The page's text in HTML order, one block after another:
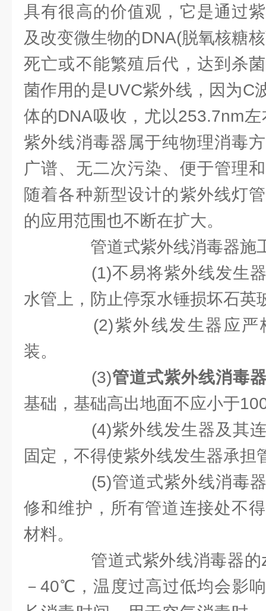
具有很高的价值观，它是通过
及改变微生物的DNA(脱氧核糖
死亡或不能繁殖后代，达到杀
菌作用的是UVC紫外线，因为C
体的DNA吸收，尤以253.7nm
紫外线消毒器属于纯物理消毒
广谱、无二次污染、便于管理
随着各种新型设计的紫外线灯
的应用范围也不断在扩大。
管道式紫外线消毒器施
(1)不易将紫外线发生器
水管上，防止停泵水锤损坏石英
(2)紫外线发生器应严
装。
(3)管道式紫外线消毒
基础，基础高出地面不应小于
(4)紫外线发生器及其连
固定，不得使紫外线发生器承担
(5)管道式紫外线消毒器
修和维护，所有管道连接处不
材料。
管道式紫外线消毒器的
－40℃，温度过高过低均会影